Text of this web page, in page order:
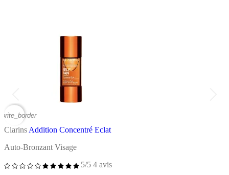
Clarins Addition Concentré Eclat
Auto-Bronzant Visage
5/5 4 avis